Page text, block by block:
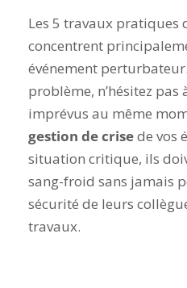
Les 5 travaux pratiques
concentrent
événement
problème, n’hésitez
imprévus au même
gestion de crisede vos
situation critique, ils
sang-froid sans jamais
sécurité de leurs
travaux.